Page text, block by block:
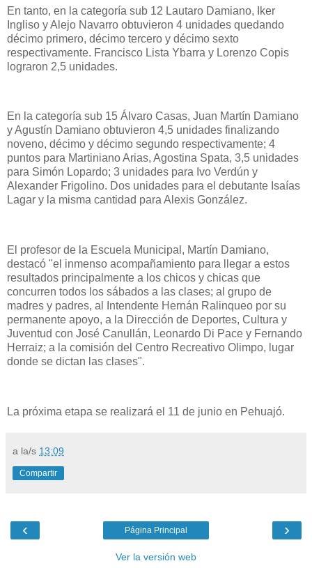
En tanto, en la categoría sub 12 Lautaro Damiano, Iker
Ingliso y Alejo Navarro obtuvieron 4 unidades quedando
décimo primero, décimo tercero y décimo sexto
respectivamente. Francisco Lista Ybarra y Lorenzo Copis
lograron 2,5 unidades.
En la categoría sub 15 Álvaro Casas, Juan Martín Damiano
y Agustín Damiano obtuvieron 4,5 unidades finalizando
noveno, décimo y décimo segundo respectivamente; 4
puntos para Martiniano Arias, Agostina Spata, 3,5 unidades
para Simón Lopardo; 3 unidades para Ivo Verdún y
Alexander Frigolino. Dos unidades para el debutante Isaías
Lagar y la misma cantidad para Alexis González.
El profesor de la Escuela Municipal, Martín Damiano,
destacó "el inmenso acompañamiento para llegar a estos
resultados principalmente a los chicos y chicas que
concurren todos los sábados a las clases; al grupo de
madres y padres, al Intendente Hernán Ralinqueo por su
permanente apoyo, a la Dirección de Deportes, Cultura y
Juventud con José Canullán, Leonardo Di Pace y Fernando
Herraiz; a la comisión del Centro Recreativo Olimpo, lugar
donde se dictan las clases".
La próxima etapa se realizará el 11 de junio en Pehuajó.
a la/s 13:09
Compartir
‹ ›
Página Principal
Ver la versión web